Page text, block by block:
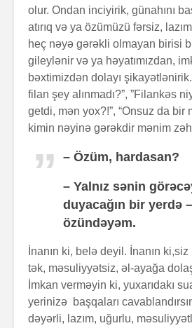
olur. Ondan inciyirik, günahını
atırıq və ya özümüzü fərsiz,
heç nəyə gərəkli olmayan birisi
gileylənir və ya həyatımızdan,
bəxtimizdən dolayı
filan şey alınmadı?”, ”Filankəs
getdi, mən yox?!”, “Onsuz da bir
kimin nəyinə gərəkdir mənim
– Özüm, hardasan?
– Yalnız sənin
duyacağın bir yerdə
özündəyəm.
İnanın ki, belə deyil. İnanın ki,siz
tək, məsuliyyətsiz, əl-ayağa
İmkan verməyin ki, yuxarıdakı
yerinizə başqaları
dəyərli, lazım, uğurlu,
Problem nədədir?
Zaman keçir,
yoxsa biz?